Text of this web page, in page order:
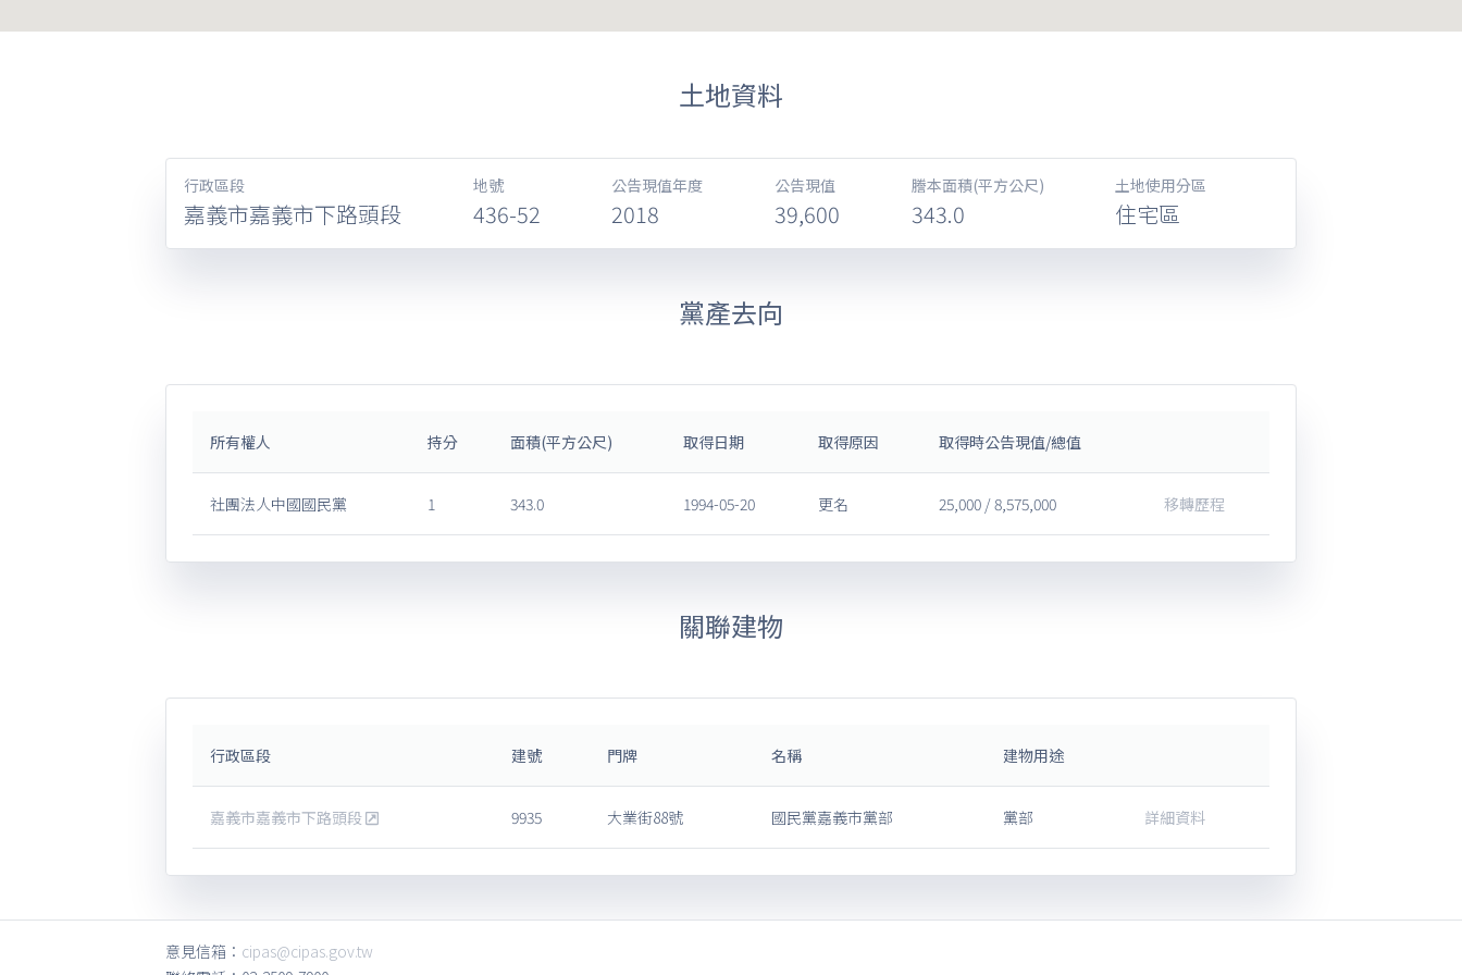
土地資料
行政區段
嘉義市嘉義市下路頭段
地號
436-52
公告現值年度
2018
公告現值
39,600
謄本面積(平方公尺)
343.0
土地使用分區
住宅區
黨產去向
所有權人 持分 面積(平方公尺) 取得日期 取得原因 取得時公告現值/總值
社團法人中國國民黨 1 343.0 1994-05-20 更名 25,000 / 8,575,000 移轉歷程
關聯建物
行政區段 建號 門牌 名稱 建物用途
嘉義市嘉義市下路頭段 9935 大業街88號 國民黨嘉義市黨部 黨部 詳細資料
意見信箱： cipas@cipas.gov.tw